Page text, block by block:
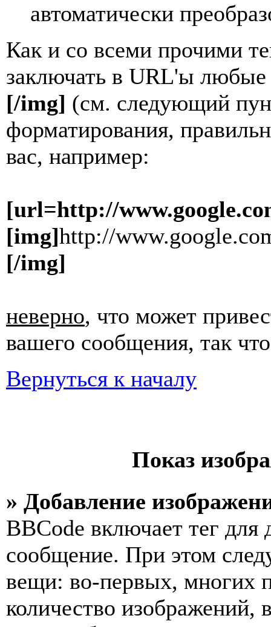
автоматически
Как и со всеми прочими
заключать в URL'ы
[/img] (см. следующий
форматирования,
вас, например:
[url=http://
[img]http://
[/img]
неверно, что может
вашего сообщения, так
Вернуться к началу
Показ
» Добавление
BBCode включает тег для
сообщение. При этом
вещи: во-первых, многих
количество